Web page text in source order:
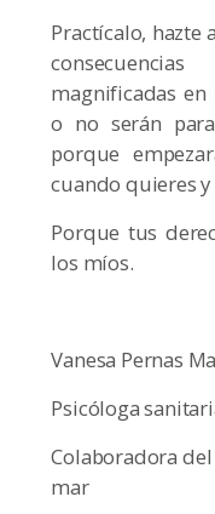
Practícalo, hazte
magnificadas en
o no serán
porque
cuando quieres
Porque tus
los míos.
Vanesa Pernas
Psicóloga
Colaboradora
mar